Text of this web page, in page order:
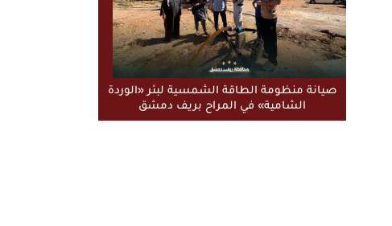
صيانة منظومة الطاقة الشمسية لبئر «الوردة
الشامية» في المراح بريف دمشق